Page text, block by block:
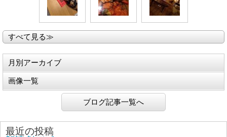
すべて見る≫
月別アーカイブ
画像一覧
ブログ記事一覧へ
最近の投稿